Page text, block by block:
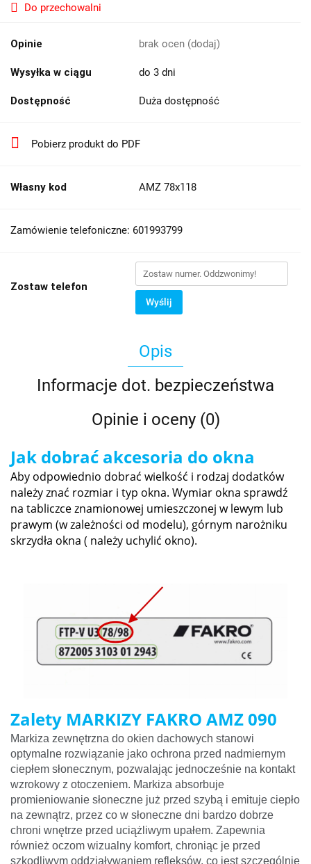
Do przechowalni
Opinie brak ocen (dodaj)
Wysyłka w ciągu do 3 dni
Dostępność Duża dostępność
Pobierz produkt do PDF
Własny kod AMZ 78x118
Zamówienie telefoniczne: 601993799
Zostaw telefon
Wyślij
Opis
Informacje dot. bezpieczeństwa
Opinie i oceny (0)
Jak dobrać akcesoria do okna
Aby odpowiednio dobrać wielkość i rodzaj dodatków
należy znać rozmiar i typ okna. Wymiar okna sprawdź
na tabliczce znamionowej umieszczonej w lewym lub
prawym (w zależności od modelu), górnym narożniku
skrzydła okna ( należy uchylić okno).
Zalety MARKIZY FAKRO AMZ 090
Markiza zewnętrzna do okien dachowych stanowi
optymalne rozwiązanie jako ochrona przed nadmiernym
ciepłem słonecznym, pozwalając jednocześnie na kontakt
wzrokowy z otoczeniem. Markiza absorbuje
promieniowanie słoneczne już przed szybą i emituje ciepło
na zewnątrz, przez co w słoneczne dni bardzo dobrze
chroni wnętrze przed uciążliwym upałem. Zapewnia
również oczom wizualny komfort, chroniąc je przed
szkodliwym oddziaływaniem refleksów, co jest szczególnie